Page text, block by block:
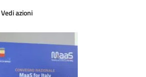
Vedi azioni